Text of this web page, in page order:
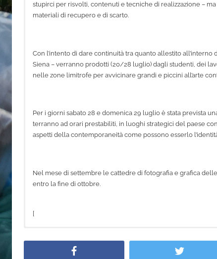
stupirci per risvolti, contenuti e tecniche di realizzazione –
materiali di recupero e di scarto.
Con l’intento di dare continuità tra quanto allestito
Siena – verranno prodotti (20/28 luglio) dagli studenti, dei
nelle zone limitrofe per avvicinare grandi e piccini all’arte
Per i giorni sabato 28 e domenica 29 luglio è stata prevista
terranno ad orari prestabiliti, in luoghi strategici del paese
aspetti della contemporaneità come possono esserlo
Nel mese di settembre le cattedre di fotografia e grafica
entro la fine di ottobre.
[
in a row in which the Academies have partnered up with the
Twitter